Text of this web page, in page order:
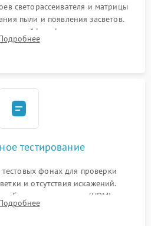
светорассеивателя и матрицы
пыли и появления засветов.
шлейфов, фиксация плат и
пластикового корпуса монитора.
тестирование
фонах для проверки
и отсутствия искажений.
всех портов (HDMI,
управления под нагрузкой в